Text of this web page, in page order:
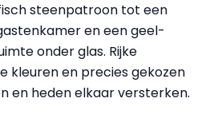
steenpatroon tot een
en een geel-
onder glas. Rijke
kleuren en precies gekozen
en heden elkaar versterken.